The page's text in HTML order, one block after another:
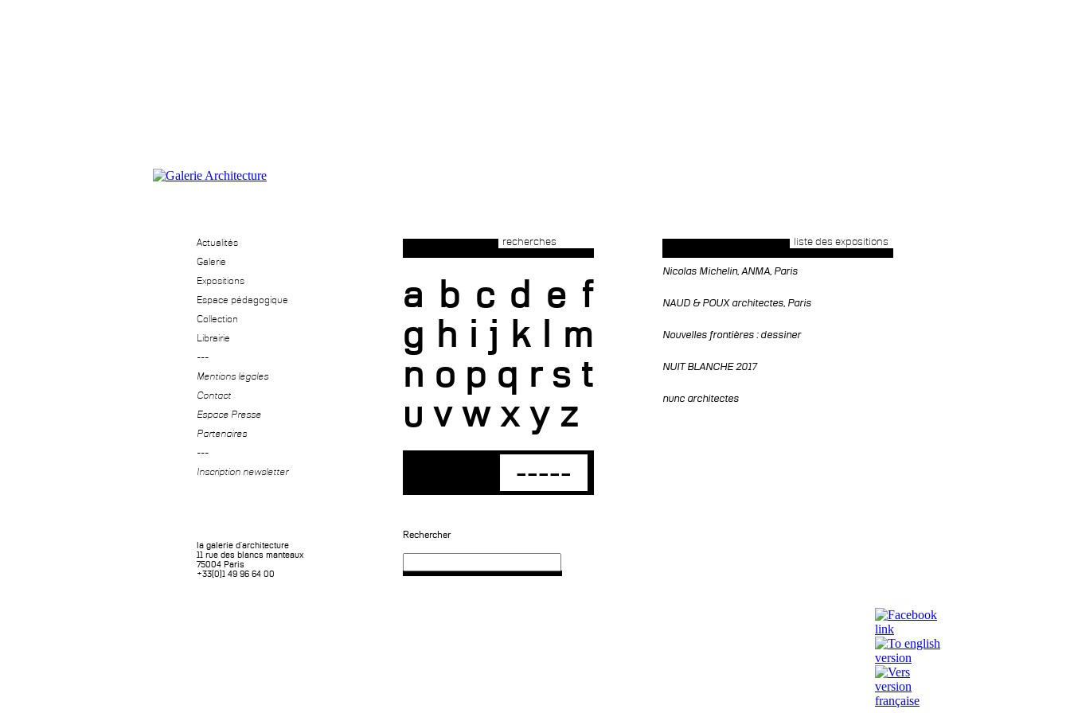
Actualités
Galerie
Expositions
Espace pédagogique
Collection
Librairie
---
Mentions légales
Contact
Espace Presse
Partenaires
---
Inscription newsletter
la galerie d'architecture
11 rue des blancs manteaux
75004 Paris
+33(0)1 49 96 64 00
recherches
a b c d e f
g h i j k
m
n o p q r s t
u v w x y z
-----
Rechercher
liste des expositions
Nicolas Michelin, ANMA, Paris
NAUD & POUX architectes, Paris
Nouvelles frontières : dessiner
NUIT BLANCHE 2017
nunc architectes